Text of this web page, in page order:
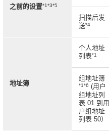
之前的设置*1*3*5
扫描后发
送*4
地址簿
个人地址
列表*1
组地址簿
*1*6 (用户
组地址列
表 01 到用
户组地址
列表 50）